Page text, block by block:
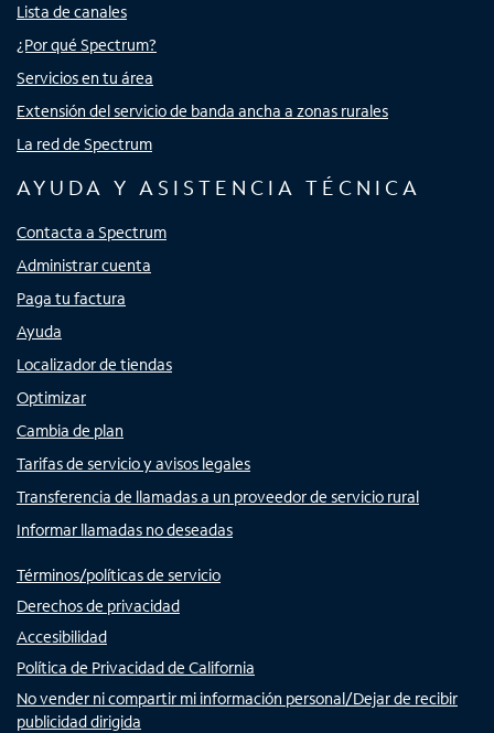
Lista de canales
¿Por qué Spectrum?
Servicios en tu área
Extensión del servicio de banda ancha a zonas rurales
La red de Spectrum
AYUDA Y ASISTENCIA TÉCNICA
Contacta a Spectrum
Administrar cuenta
Paga tu factura
Ayuda
Localizador de tiendas
Optimizar
Cambia de plan
Tarifas de servicio y avisos legales
Transferencia de llamadas a un proveedor de servicio rural
Informar llamadas no deseadas
Términos/políticas de servicio
Derechos de privacidad
Accesibilidad
Política de Privacidad de California
No vender ni compartir mi información personal/Dejar de recibir
publicidad dirigida